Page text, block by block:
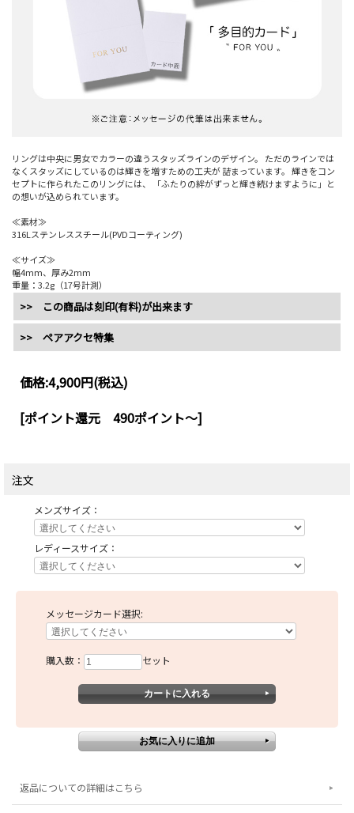
リングは中央に男女でカラーの違うスタッズラインのデザイン。 ただのラインでは
なくスタッズにしているのは輝きを増すための工夫が 詰まっています。 輝きをコン
セプトに作られたこのリングには、 「ふたりの絆がずっと輝き続けますように」と
の想いが込められています。
≪素材≫
316Lステンレススチール(PVDコーティング)
≪サイズ≫
幅4mm、厚み2mm
重量：3.2g（17号計測）
>> この商品は刻印(有料)が出来ます
>> ペアアクセ特集
価格:4,900円(税込)
[ポイント還元 490ポイント～]
注文
メンズサイズ：
レディースサイズ：
メッセージカード選択:
購入数： セット
返品についての詳細はこちら